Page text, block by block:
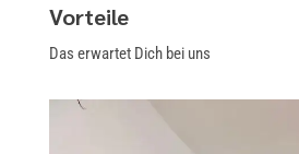
Vorteile
Das erwartet Dich bei uns